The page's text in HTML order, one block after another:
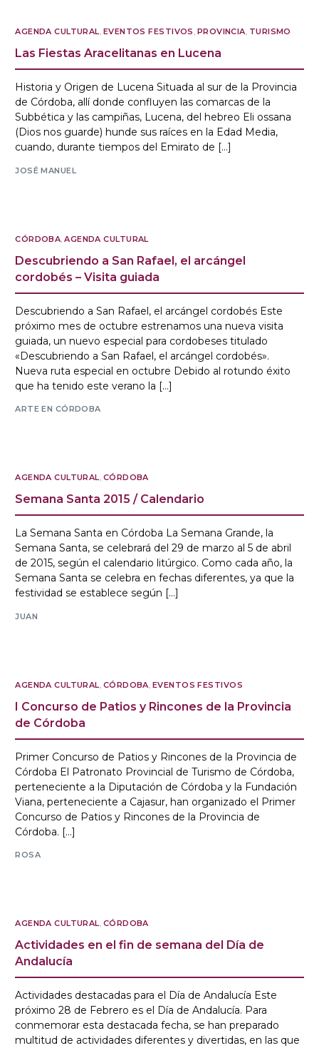
AGENDA CULTURAL, EVENTOS FESTIVOS, PROVINCIA, TURISMO
Las Fiestas Aracelitanas en Lucena
Historia y Origen de Lucena Situada al sur de la Provincia
de Córdoba, allí donde confluyen las comarcas de la
Subbética y las campiñas, Lucena, del hebreo Eli ossana
(Dios nos guarde) hunde sus raíces en la Edad Media,
cuando, durante tiempos del Emirato de […]
JOSÉ MANUEL
CÓRDOBA ,AGENDA CULTURAL
Descubriendo a San Rafael, el arcángel
cordobés – Visita guiada
Descubriendo a San Rafael, el arcángel cordobés Este
próximo mes de octubre estrenamos una nueva visita
guiada, un nuevo especial para cordobeses titulado
«Descubriendo a San Rafael, el arcángel cordobés».
Nueva ruta especial en octubre Debido al rotundo éxito
que ha tenido este verano la […]
ARTE EN CÓRDOBA
AGENDA CULTURAL, CÓRDOBA
Semana Santa 2015 / Calendario
La Semana Santa en Córdoba La Semana Grande, la
Semana Santa, se celebrará del 29 de marzo al 5 de abril
de 2015, según el calendario litúrgico. Como cada año, la
Semana Santa se celebra en fechas diferentes, ya que la
festividad se establece según […]
JUAN
AGENDA CULTURAL CÓRDOBA EVENTOS FESTIVOS
I Concurso de Patios y Rincones de la Provincia
de Córdoba
Primer Concurso de Patios y Rincones de la Provincia de
Córdoba El Patronato Provincial de Turismo de Córdoba,
perteneciente a la Diputación de Córdoba y la Fundación
Viana, perteneciente a Cajasur, han organizado el Primer
Concurso de Patios y Rincones de la Provincia de
Córdoba. […]
ROSA
AGENDA CULTURAL, CÓRDOBA
Actividades en el fin de semana del Día de
Andalucía
Actividades destacadas para el Día de Andalucía Este
próximo 28 de Febrero es el Día de Andalucía. Para
conmemorar esta destacada fecha, se han preparado
multitud de actividades diferentes y divertidas, en las que